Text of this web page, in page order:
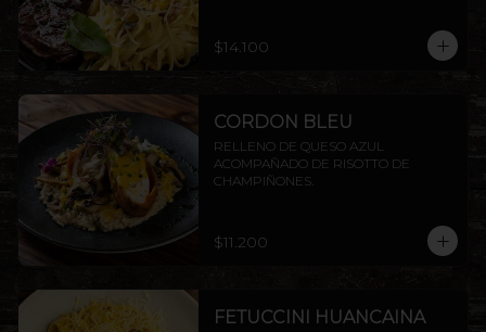
$14.100
CORDON BLEU
RELLENO DE QUESO AZUL
ACOMPAÑADO DE RISOTTO DE
CHAMPIÑONES.
$11.200
FETUCCINI HUANCAINA